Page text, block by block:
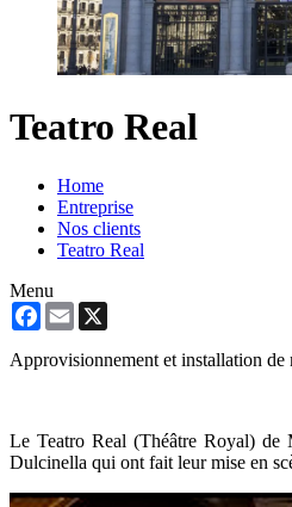
Teatro Real
Home
Entreprise
Nos clients
Teatro Real
Menu
Facebook
Email
Approvisionnement et installation de
Le Teatro Real (Théâtre Royal) de
Dulcinella qui ont fait leur mise en